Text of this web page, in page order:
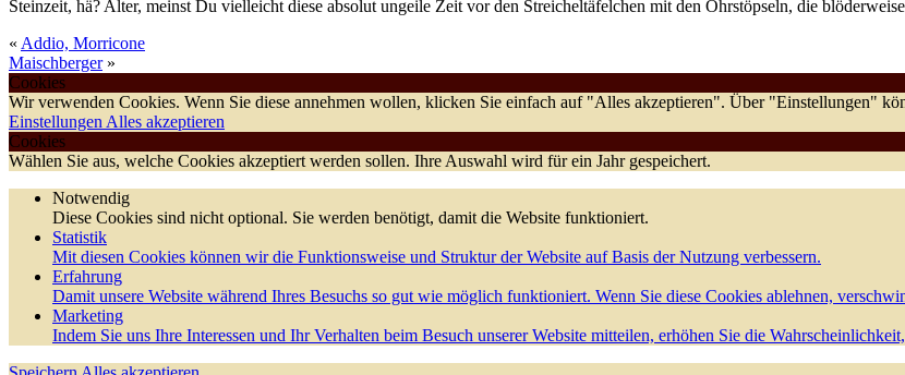
Steinzeit, hä? Alter, meinst Du vielleicht diese absolut ungeile Zeit vor den Streicheltäfelchen mit den Ohrstöpseln, die
« Addio, Morricone
Maischberger»
Cookies
Wir verwenden Cookies. Wenn Sie diese annehmen wollen, klicken Sie einfach auf "Alles akzeptieren". Über "Einstellungen"
Einstellungen Alles akzeptieren
Cookies
Wählen Sie aus, welche Cookies akzeptiert werden sollen. Ihre Auswahl wird für ein Jahr gespeichert.
Notwendig
Diese Cookies sind nicht optional. Sie werden benötigt, damit die Website funktioniert.
Statistik
Mit diesen Cookies können wir die Funktionsweise und Struktur der Website auf Basis der Nutzung verbessern.
Erfahrung
Damit unsere Website während Ihres Besuchs so gut wie möglich funktioniert. Wenn Sie diese Cookies ablehnen,
Marketing
Indem Sie uns Ihre Interessen und Ihr Verhalten beim Besuch unserer Website mitteilen, erhöhen Sie die